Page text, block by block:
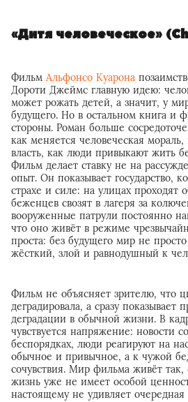
«Дитя человеческое»
Фильм Альфонсо Куарона
Дороти Джеймс главную идею:
может рожать детей, а значит, у
будущего. Но в остальном книга и
стороны. Роман больше
как меняется человеческая
власть, как люди привыкают жить
Фильм делает ставку не на
опыт. Он показывает государство,
страхе и силе: на улицах проходят
беженцев свозят в лагеря за
вооруженные патрули постоянно
что оно живёт в режиме
проста: без будущего мир не
жёсткий, злой и равнодушный к
Фильм не объясняет зрителю, что
деградировала, а сразу показывает
деградации в обычной жизни. В
чувствуется напряжение: новости
беспорядках, люди реагируют на
обычное и привычное, а к чужой
сочувствия. Мир фильма живёт так,
жизнь уже не имеет особой
настоящему не удивляет очередная